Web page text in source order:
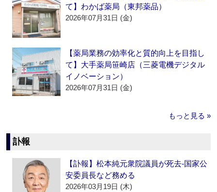
て】わかば薬局（東邦薬品）
2026年07月31日 (金)
【薬局業務の効率化と質的向上を目指し
て】大手薬局笹崎店（三菱電機デジタル
イノベーション）
2026年07月31日 (金)
もっと見る »
訃報
【訃報】松本純元衆院議員が死去‐国家公
安委員長など務める
2026年03月19日 (木)